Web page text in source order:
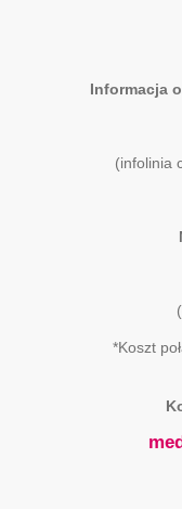
Informacja
(infolinia
*Koszt